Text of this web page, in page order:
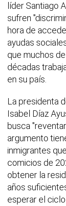
líder Santiago
sufren
hora de
ayudas
que muchos
décadas
en su país.
La presidenta
Isabel Díaz
busca
argumento
inmigrantes
comicios de
obtener la
años
esperar el